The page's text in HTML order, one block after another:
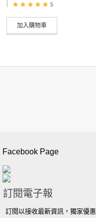
5
加入購物車
Facebook Page
訂閱電子報
訂閱以接收最新資訊，獨家優